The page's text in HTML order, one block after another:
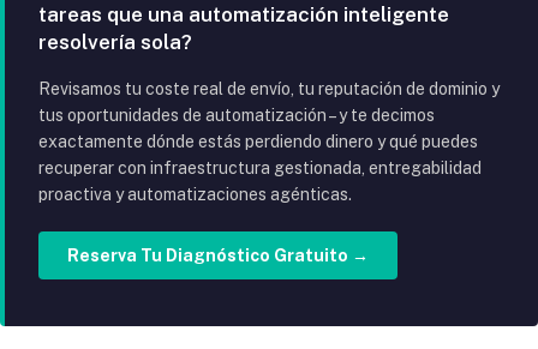
tareas que una automatización inteligente
resolvería sola?
Revisamos tu coste real de envío, tu reputación de dominio y
tus oportunidades de automatización – y te decimos
exactamente dónde estás perdiendo dinero y qué puedes
recuperar con infraestructura gestionada, entregabilidad
proactiva y automatizaciones agénticas.
Reserva Tu Diagnóstico Gratuito →